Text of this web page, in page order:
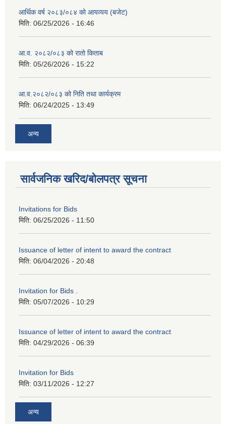
आर्थिक वर्ष २०८३/०८४ को आयव्यय (बजेट)
मिति: 06/25/2026 - 16:46
आ.व. २०८२/०८३ को रातो किताब
मिति: 05/26/2026 - 15:22
आ.व.२०८२/०८३ को निति तथा कार्यक्रम
मिति: 06/24/2025 - 13:49
अन्य
सार्वजनिक खरिद/बोलपत्र सूचना
Invitations for Bids
मिति: 06/25/2026 - 11:50
Issuance of letter of intent to award the contract
मिति: 06/04/2026 - 20:48
Invitation for Bids .
मिति: 05/07/2026 - 10:29
Issuance of letter of intent to award the contract
मिति: 04/29/2026 - 06:39
Invitation for Bids
मिति: 03/11/2026 - 12:27
अन्य